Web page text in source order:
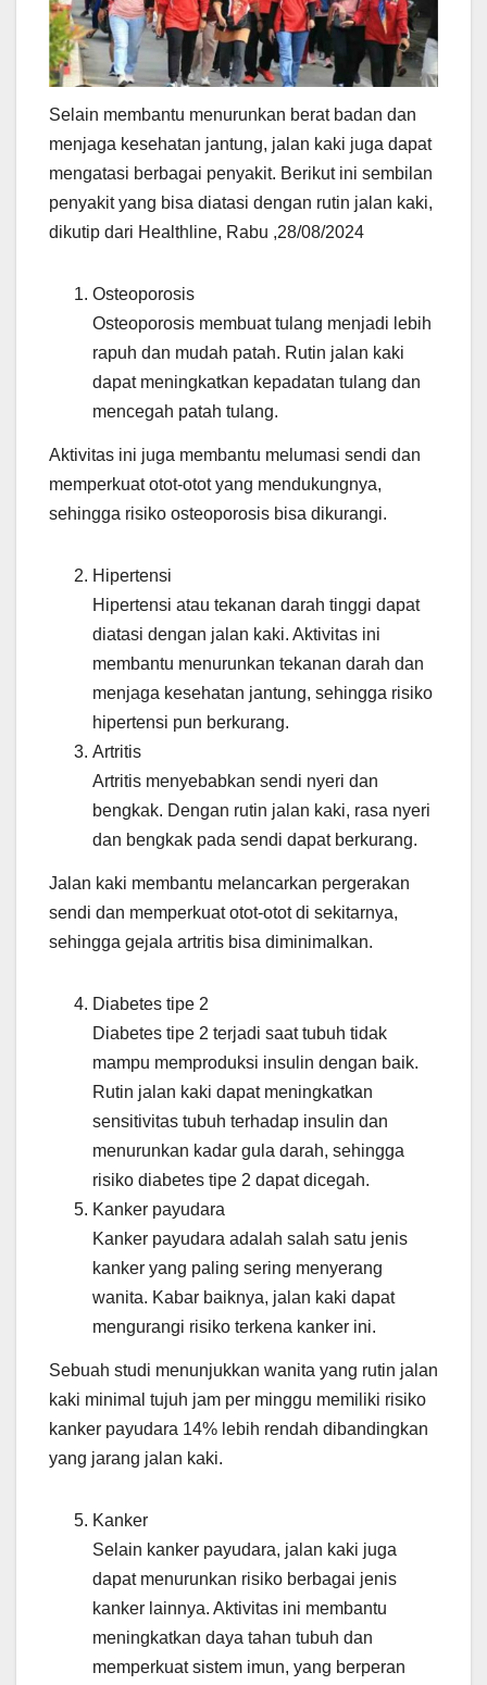
Selain membantu menurunkan berat badan dan
menjaga kesehatan jantung, jalan kaki juga dapat
mengatasi berbagai penyakit. Berikut ini sembilan
penyakit yang bisa diatasi dengan rutin jalan kaki,
dikutip dari Healthline, Rabu ,28/08/2024
Osteoporosis
Osteoporosis membuat tulang menjadi lebih
rapuh dan mudah patah. Rutin jalan kaki
dapat meningkatkan kepadatan tulang dan
mencegah patah tulang.
Aktivitas ini juga membantu melumasi sendi dan
memperkuat otot-otot yang mendukungnya,
sehingga risiko osteoporosis bisa dikurangi.
Hipertensi
Hipertensi atau tekanan darah tinggi dapat
diatasi dengan jalan kaki. Aktivitas ini
membantu menurunkan tekanan darah dan
menjaga kesehatan jantung, sehingga risiko
hipertensi pun berkurang.
Artritis
Artritis menyebabkan sendi nyeri dan
bengkak. Dengan rutin jalan kaki, rasa nyeri
dan bengkak pada sendi dapat berkurang.
Jalan kaki membantu melancarkan pergerakan
sendi dan memperkuat otot-otot di sekitarnya,
sehingga gejala artritis bisa diminimalkan.
Diabetes tipe 2
Diabetes tipe 2 terjadi saat tubuh tidak
mampu memproduksi insulin dengan baik.
Rutin jalan kaki dapat meningkatkan
sensitivitas tubuh terhadap insulin dan
menurunkan kadar gula darah, sehingga
risiko diabetes tipe 2 dapat dicegah.
Kanker payudara
Kanker payudara adalah salah satu jenis
kanker yang paling sering menyerang
wanita. Kabar baiknya, jalan kaki dapat
mengurangi risiko terkena kanker ini.
Sebuah studi menunjukkan wanita yang rutin jalan
kaki minimal tujuh jam per minggu memiliki risiko
kanker payudara 14% lebih rendah dibandingkan
yang jarang jalan kaki.
Kanker
Selain kanker payudara, jalan kaki juga
dapat menurunkan risiko berbagai jenis
kanker lainnya. Aktivitas ini membantu
meningkatkan daya tahan tubuh dan
memperkuat sistem imun, yang berperan